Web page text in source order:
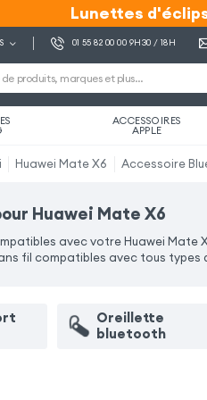
Lunettes
Lunettes
01 55 82 00 00 9H30 / 18H
ACCESSOIRES
APPLE
Huawei Mate X6 Accessoire
Huawei Mate X6
avec votre Huawei Mate
fil compatibles avec tous types
Oreillette
bluetooth